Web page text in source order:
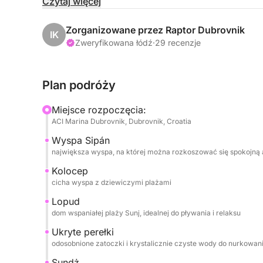
atmosferą i uroczymi wioskami.
Następnie udamy się na Kolocep, cichą wyspę z
Zbadamy również ukryte perełki, odosobnione
spokojnymi wodami i miękkim piaskiem.
Co jest wliczone:
Będziesz mieć doświadczoną załogę, która Cię
które Cię odświeżą, sprzęt do nurkowania z
komfortową przerwę po pływaniu. Ponadto,
mieć tyle czasu, ile potrzebujesz, aby się
W przeciwieństwie do zatłoczonych wycieczek,
IK Zorganizowane przez Raptor Dubrovnik
Zweryfikowana łódź·29 recenzje
Plan podróży
Miejsce rozpoczęcia:
ACI Marina Dubrovnik, Dubrovnik, Croatia
Wyspa Sipán
największa wyspa, na której można rozkoszować się
Kolocep
cicha wyspa z dziewiczymi plażami
Lopud
dom wspaniałej plaży Sunj, idealnej do pływania i relaksu
Ukryte perełki
odosobnione zatoczki i krystalicznie czyste wody do